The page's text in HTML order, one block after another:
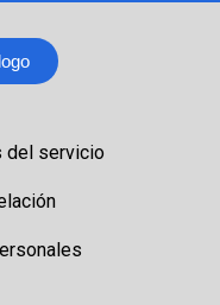
del servicio